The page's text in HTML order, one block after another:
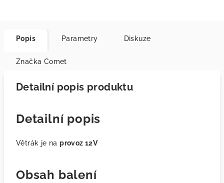
Popis Parametry Diskuze
Značka Comet
Detailní popis produktu
Detailní popis
Větrák je naprovoz 12V
Obsah balení